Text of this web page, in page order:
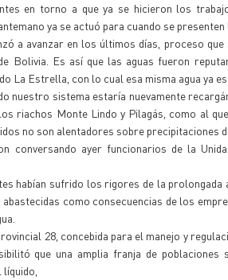
en torno a que ya se hicieron los
ya se actuó para cuando se
a avanzar en los últimos días, proceso
Bolivia. Es así que las aguas fueron
La Estrella, con lo cual esa misma agua ya
nuestro sistema estaría nuevamente
riachos Monte Lindo y Pilagás, como al
no son alentadores sobre precipitaciones
conversando ayer funcionarios de la
habían sufrido los rigores de la
como consecuencias de los
28, concebida para el manejo y
que una amplia franja de